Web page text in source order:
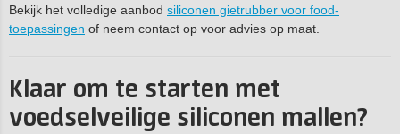
Bekijk het volledige aanbod siliconen gietrubber voor food-
toepassingen of neem contact op voor advies op maat.
Klaar om te starten met
voedselveilige siliconen mallen?